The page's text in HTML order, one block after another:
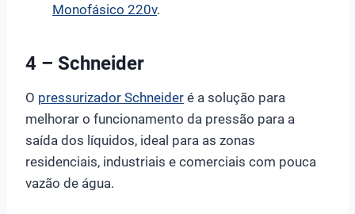
Monofásico 220v.
4 – Schneider
O pressurizador Schneider é a solução para
melhorar o funcionamento da pressão para a
saída dos líquidos, ideal para as zonas
residenciais, industriais e comerciais com pouca
vazão de água.